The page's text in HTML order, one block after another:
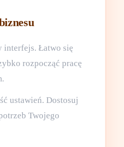
interfejs. Łatwo się
rozpocząć pracę
ustawień. Dostosuj
Twojego